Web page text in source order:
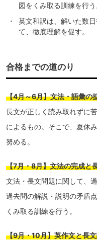
図をくみ取る訓練を行う
英文和訳は、解いた数
て、徹底理解を促す。
合格までの道のり
【4月～6月】文法・語彙の
長文が正しく読み取れずに
によるもの。そこで、夏休
努める。
【7月・8月】文法の完成と
文法・長文問題に関して、
過去問の解説・説明の矛盾
くみ取る訓練を行う。
【9月・10月】英作文と長